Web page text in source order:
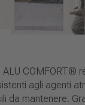
ALU COMFORT®
agli agenti
da mantenere.